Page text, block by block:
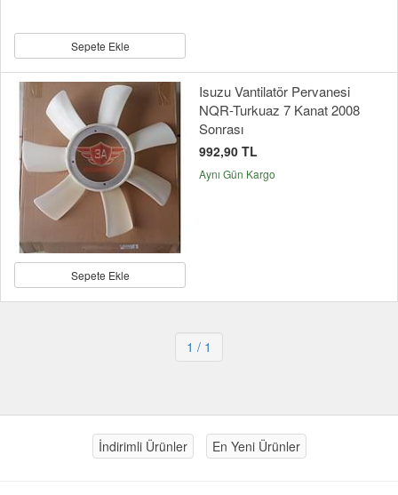
Sepete Ekle
Sepete Ekle
Isuzu Vantilatör Pervanesi
NQR-Turkuaz 7 Kanat 2008
Sonrası
992,90 TL
Aynı Gün Kargo
1 / 1
İndirimli Ürünler En Yeni Ürünler